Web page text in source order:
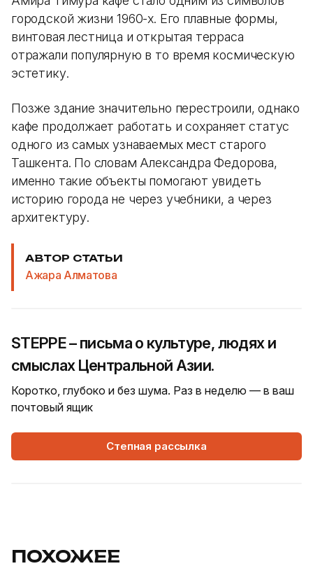
городской жизни 1960-х. Его плавные формы,
винтовая лестница и открытая терраса
отражали популярную в то время космическую
эстетику.
Позже здание значительно перестроили, однако
кафе продолжает работать и сохраняет статус
одного из самых узнаваемых мест старого
Ташкента. По словам Александра Федорова,
именно такие объекты помогают увидеть
историю города не через учебники, а через
архитектуру.
АВТОР СТАТЬИ
Ажара Алматова
STEPPE – письма о культуре, людях и
смыслах Центральной Азии.
Коротко, глубоко и без шума. Раз в неделю — в ваш
почтовый ящик
Степная рассылка
ПОХОЖЕЕ